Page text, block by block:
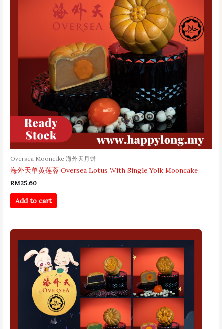
Oversea Mooncake 海外天月饼
海外天单黄莲蓉 Oversea Lotus With Single Yolk Mooncake
RM25.60
Add to cart